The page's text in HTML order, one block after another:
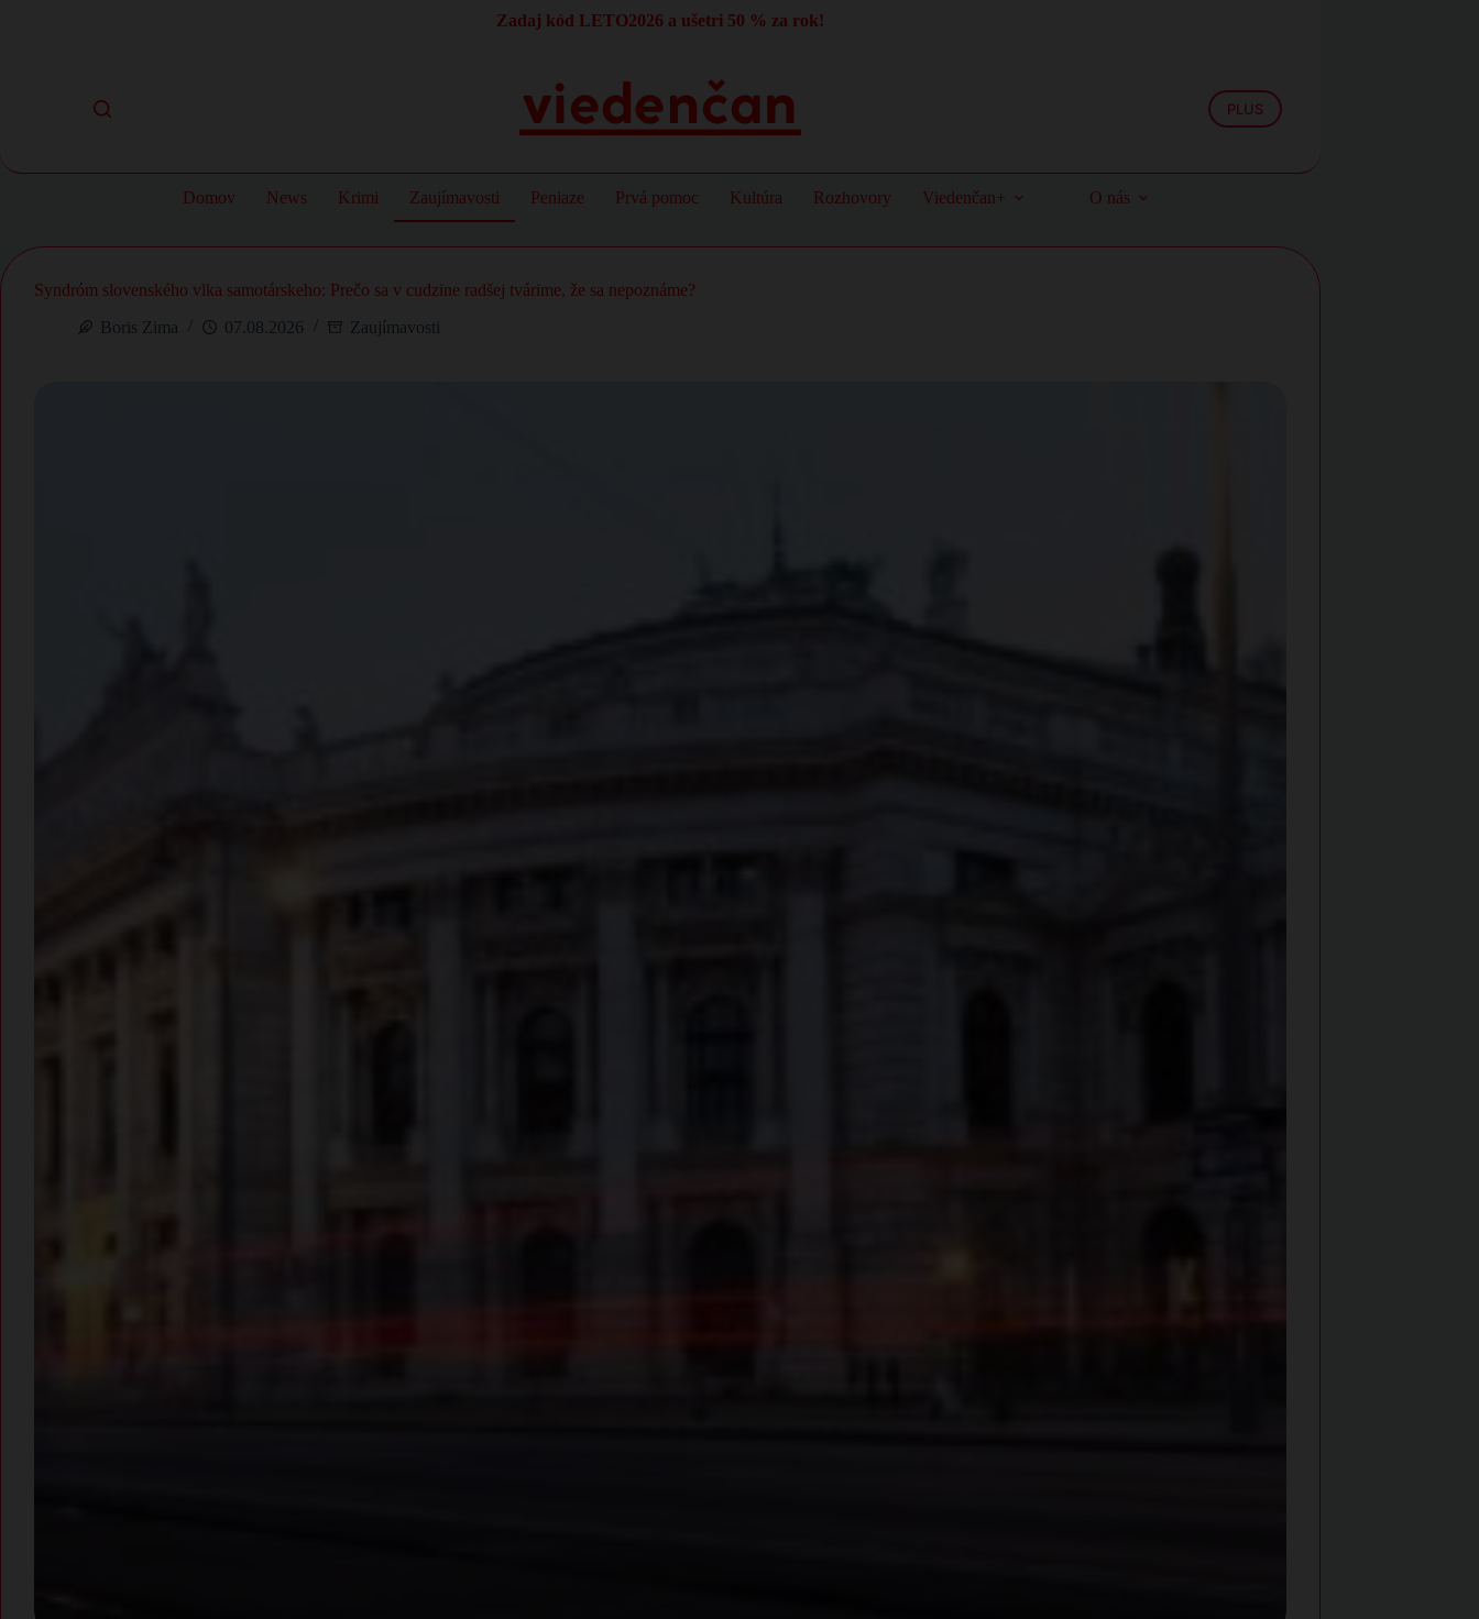
Zadaj kód LETO2026 a ušetri 50 % za rok!
PLUS
Domov News Krimi Zaujímavosti Peniaze Prvá pomoc Kultúra Rozhovory Viedenčan+ O nás
Syndróm slovenského vlka samotárskeho: Prečo sa v cudzine radšej tvárime, že sa nepoznáme?
Boris Zima
07.08.2026 Zaujímavosti